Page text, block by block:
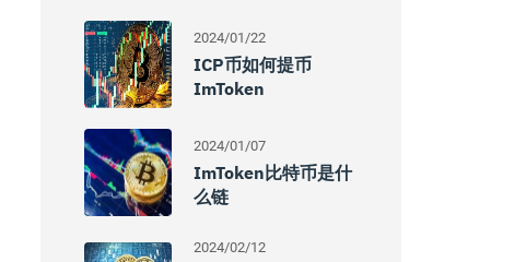
2024/01/22
ICP币如何提币
ImToken
2024/01/07
ImToken比特币是什
么链
2024/02/12